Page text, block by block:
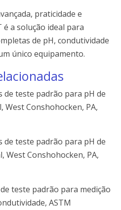
praticidade e
é a solução ideal para
de pH, condutividade
único equipamento.
de teste padrão para pH de
Conshohocken, PA,
de teste padrão para pH de
West Conshohocken, PA,
teste padrão para medição
ASTM